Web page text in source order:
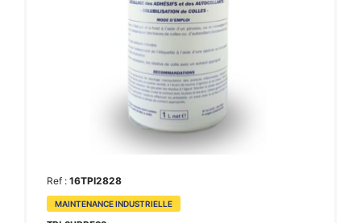
Ref : 16TPI2828
MAINTENANCE INDUSTRIELLE